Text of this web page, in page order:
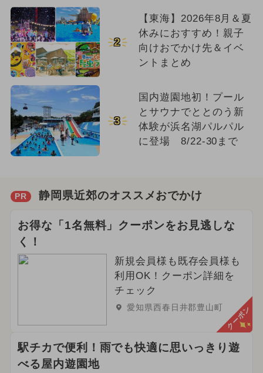
2
【東海】2026年8月＆夏
休みにおすすめ！親子
向けおでかけ先＆イベ
ントまとめ
3
国内遊園地初！プール
とサウナでととのう新
体験が浜名湖パルパル
に登場 8/22-30まで
PR 静岡県近郊のオススメおでかけ
お得な「1名無料」クーポンをお見逃しな
く！
新規会員様も既存会員様も
利用OK！クーポン詳細を
チェック
愛知県西春日井郡豊山町 クーポン
駅チカで便利！雨でも快適に思いっきり遊
べる屋内遊園地